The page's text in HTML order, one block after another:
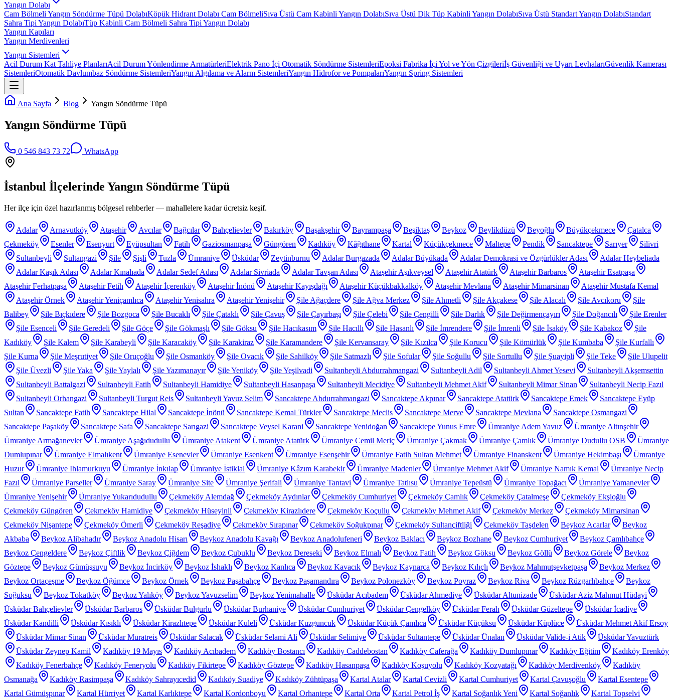
Yangın Dolabı
Cam Bölmeli Yangın Söndürme Tüpü DolabıKöpük Hidrant Dolabı Cam BölmeliSıva Üstü Cam Kabinli Yangın DolabıSıva Üstü Dik Tüp Kabinli Yangın DolabıSıva Üstü Standart Yangın DolabıStandart
Sahra Tipi Yangın DolabıTüp Kabinli Cam Bölmeli Sahra Tipi Yangın Dolabı
Yangın Kapıları
Yangın Merdivenleri
Yangın Sistemleri
Acil Durum Kat Tahliye PlanlarıAcil Durum Yönlendirme ArmatürleriElektrik Pano İçi Otomatik Söndürme SistemleriEpoksi Fabrika İçi Yol ve Yön Çizgileriİş Güvenliği ve Uyarı LevhalarıGüvenlik Kamerası
SistemleriOtomatik Davlumbaz Söndürme SistemleriYangın Algılama ve Alarm SistemleriYangın Hidrofor ve PompalarıYangın Spring Sistemleri
Ana Sayfa Blog Yangın Söndürme Tüpü
Yangın Söndürme Tüpü
0 546 843 73 72 WhatsApp
İstanbul İlçelerinde Yangın Söndürme Tüpü
Her ilçe için özel hazırlanmış bölgesel rehberler — mahallelere kadar ücretsiz keşif.
Adalar Arnavutköy Ataşehir Avcılar Bağcılar Bahçelievler Bakırköy Başakşehir Bayrampaşa Beşiktaş Beykoz Beylikdüzü Beyoğlu Büyükçekmece
Çatalca
Çekmeköy
Esenler Esenyurt Eyüpsultan Fatih Gaziosmanpaşa Güngören Kadıköy Kâğıthane Kartal Küçükçekmece Maltepe Pendik Sancaktepe Sarıyer
Silivri
Sultanbeyli
Sultangazi Şile Şişli Tuzla Ümraniye Üsküdar Zeytinburnu Adalar Burgazada Adalar Büyükada Adalar Demokrasi ve Özgürlükler Adası
Adalar Heybeliada
Adalar Kaşık Adası
Adalar Kınalıada Adalar Sedef Adası Adalar Sivriada Adalar Tavşan Adası Ataşehir Aşıkveysel Ataşehir Atatürk Ataşehir Barbaros
Ataşehir Esatpaşa
Ataşehir Ferhatpaşa
Ataşehir Fetih Ataşehir İçerenköy Ataşehir İnönü Ataşehir Kayışdağı Ataşehir Küçükbakkalköy Ataşehir Mevlana Ataşehir Mimarsinan
Ataşehir Mustafa Kemal
Ataşehir Örnek
Ataşehir Yeniçamlıca Ataşehir Yenisahra Ataşehir Yenişehir Şile Ağaçdere Şile Ağva Merkez Şile Ahmetli Şile Akçakese Şile Alacalı Şile Avcıkoru
Şile
Balibey
Şile Bıçkıdere Şile Bozgoca Şile Bucaklı Şile Çataklı Şile Çavuş Şile Çayırbaşı Şile Çelebi Şile Çengilli Şile Darlık Şile Değirmençayırı Şile Doğancılı
Şile Erenler
Şile Esenceli
Şile Geredeli Şile Göçe Şile Gökmaşlı Şile Göksu Şile Hacıkasım Şile Hacıllı Şile Hasanlı Şile İmrendere Şile İmrenli Şile İsaköy Şile Kabakoz
Şile
Kadıköy
Şile Kalem Şile Karabeyli Şile Karacaköy Şile Karakiraz Şile Karamandere Şile Kervansaray Şile Kızılca Şile Korucu Şile Kömürlük Şile Kumbaba
Şile Kurfallı
Şile Kurna
Şile Meşrutiyet Şile Oruçoğlu Şile Osmanköy Şile Ovacık Şile Sahilköy Şile Satmazlı Şile Sofular Şile Soğullu Şile Sortullu Şile Şuayipli Şile Teke
Şile Ulupelit
Şile Üvezli
Şile Yaka Şile Yaylalı Şile Yazımanayır Şile Yeniköy Şile Yeşilvadi Sultanbeyli Abdurrahmangazi Sultanbeyli Adil Sultanbeyli Ahmet Yesevi
Sultanbeyli Akşemsettin
Sultanbeyli Battalgazi
Sultanbeyli Fatih Sultanbeyli Hamidiye Sultanbeyli Hasanpaşa Sultanbeyli Mecidiye Sultanbeyli Mehmet Akif Sultanbeyli Mimar Sinan
Sultanbeyli Necip Fazıl
Sultanbeyli Orhangazi
Sultanbeyli Turgut Reis Sultanbeyli Yavuz Selim Sancaktepe Abdurrahmangazi Sancaktepe Akpınar Sancaktepe Atatürk Sancaktepe Emek
Sancaktepe Eyüp
Sultan
Sancaktepe Fatih Sancaktepe Hilal Sancaktepe İnönü Sancaktepe Kemal Türkler Sancaktepe Meclis Sancaktepe Merve Sancaktepe Mevlana
Sancaktepe Osmangazi
Sancaktepe Paşaköy
Sancaktepe Safa Sancaktepe Sarıgazi Sancaktepe Veysel Karani Sancaktepe Yenidoğan Sancaktepe Yunus Emre Ümraniye Adem Yavuz
Ümraniye Altınşehir
Ümraniye Armağanevler
Ümraniye Aşağıdudullu Ümraniye Atakent Ümraniye Atatürk Ümraniye Cemil Meriç Ümraniye Çakmak Ümraniye Çamlık Ümraniye Dudullu OSB
Ümraniye
Dumlupınar
Ümraniye Elmalıkent Ümraniye Esenevler Ümraniye Esenkent Ümraniye Esenşehir Ümraniye Fatih Sultan Mehmet Ümraniye Finanskent Ümraniye Hekimbaşı
Ümraniye
Huzur
Ümraniye Ihlamurkuyu Ümraniye İnkılap Ümraniye İstiklal Ümraniye Kâzım Karabekir Ümraniye Madenler Ümraniye Mehmet Akif Ümraniye Namık Kemal
Ümraniye Necip
Fazıl
Ümraniye Parseller Ümraniye Saray Ümraniye Site Ümraniye Şerifali Ümraniye Tantavi Ümraniye Tatlısu Ümraniye Tepeüstü Ümraniye Topağacı
Ümraniye Yamanevler
Ümraniye Yenişehir
Ümraniye Yukarıdudullu Çekmeköy Alemdağ Çekmeköy Aydınlar Çekmeköy Cumhuriyet Çekmeköy Çamlık Çekmeköy Çatalmeşe
Çekmeköy Ekşioğlu
Çekmeköy Güngören
Çekmeköy Hamidiye Çekmeköy Hüseyinli Çekmeköy Kirazlıdere Çekmeköy Koçullu Çekmeköy Mehmet Akif Çekmeköy Merkez
Çekmeköy Mimarsinan
Çekmeköy Nişantepe
Çekmeköy Ömerli Çekmeköy Reşadiye Çekmeköy Sırapınar Çekmeköy Soğukpınar Çekmeköy Sultançiftliği Çekmeköy Taşdelen Beykoz Acarlar
Beykoz
Akbaba
Beykoz Alibahadır Beykoz Anadolu Hisarı Beykoz Anadolu Kavağı Beykoz Anadolufeneri Beykoz Baklacı Beykoz Bozhane Beykoz Cumhuriyet
Beykoz Çamlıbahçe
Beykoz Çengeldere
Beykoz Çiftlik Beykoz Çiğdem Beykoz Çubuklu Beykoz Dereseki Beykoz Elmalı Beykoz Fatih Beykoz Göksu Beykoz Göllü Beykoz Görele
Beykoz
Göztepe
Beykoz Gümüşsuyu Beykoz İncirköy Beykoz İshaklı Beykoz Kanlıca Beykoz Kavacık Beykoz Kaynarca Beykoz Kılıçlı Beykoz Mahmutşevketpaşa
Beykoz Merkez
Beykoz Ortaçeşme
Beykoz Öğümce Beykoz Örnek Beykoz Paşabahçe Beykoz Paşamandıra Beykoz Polonezköy Beykoz Poyraz Beykoz Riva Beykoz Rüzgarlıbahçe
Beykoz
Soğuksu
Beykoz Tokatköy Beykoz Yalıköy Beykoz Yavuzselim Beykoz Yenimahalle Üsküdar Acıbadem Üsküdar Ahmediye Üsküdar Altunizade
Üsküdar Aziz Mahmut Hüdayi
Üsküdar Bahçelievler
Üsküdar Barbaros Üsküdar Bulgurlu Üsküdar Burhaniye Üsküdar Cumhuriyet Üsküdar Çengelköy Üsküdar Ferah Üsküdar Güzeltepe
Üsküdar İcadiye
Üsküdar Kandilli
Üsküdar Kısıklı Üsküdar Kirazlıtepe Üsküdar Kuleli Üsküdar Kuzguncuk Üsküdar Küçük Çamlıca Üsküdar Küçüksu Üsküdar Küplüce
Üsküdar Mehmet Akif Ersoy
Üsküdar Mimar Sinan
Üsküdar Muratreis Üsküdar Salacak Üsküdar Selami Ali Üsküdar Selimiye Üsküdar Sultantepe Üsküdar Ünalan Üsküdar Valide-i Atik
Üsküdar Yavuztürk
Üsküdar Zeynep Kamil
Kadıköy 19 Mayıs Kadıköy Acıbadem Kadıköy Bostancı Kadıköy Caddebostan Kadıköy Caferağa Kadıköy Dumlupınar Kadıköy Eğitim
Kadıköy Erenköy
Kadıköy Fenerbahçe
Kadıköy Feneryolu Kadıköy Fikirtepe Kadıköy Göztepe Kadıköy Hasanpaşa Kadıköy Koşuyolu Kadıköy Kozyatağı Kadıköy Merdivenköy
Kadıköy
Osmanağa
Kadıköy Rasimpaşa Kadıköy Sahrayıcedid Kadıköy Suadiye Kadıköy Zühtüpaşa Kartal Atalar Kartal Cevizli Kartal Cumhuriyet Kartal Çavuşoğlu
Kartal Esentepe
Kartal Gümüşpınar
Kartal Hürriyet Kartal Karlıktepe Kartal Kordonboyu Kartal Orhantepe Kartal Orta Kartal Petrol İş Kartal Soğanlık Yeni Kartal Soğanlık
Kartal Topselvi